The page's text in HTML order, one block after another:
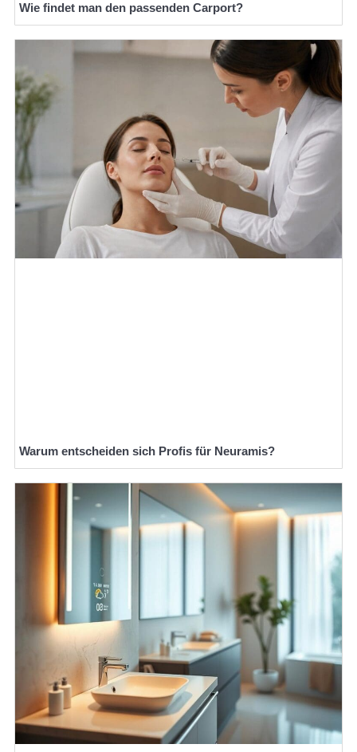
Wie findet man den passenden Carport?
Warum entscheiden sich Profis für Neuramis?